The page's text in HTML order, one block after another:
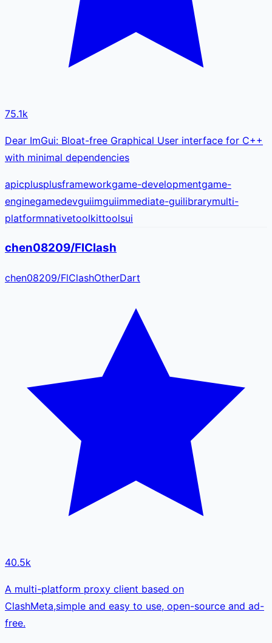
75.1k
Dear ImGui: Bloat-free Graphical User interface for C++
with minimal dependencies
apicplusplusframeworkgame-developmentgame-
enginegamedevguiimguiimmediate-guilibrarymulti-
platformnativetoolkittoolsui
chen08209/FlClash
chen08209/FlClashOtherDart
40.5k
A multi-platform proxy client based on
ClashMeta,simple and easy to use, open-source and ad-
free.